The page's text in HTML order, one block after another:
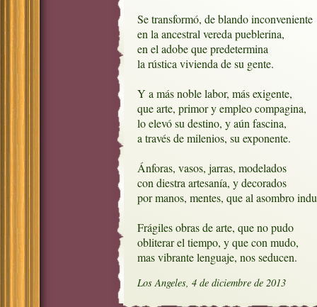
Se transformó, de blando inconveniente
en la ancestral vereda pueblerina,
en el adobe que predetermina
la rústica vivienda de su gente.
Y a más noble labor, más exigente,
que arte, primor y empleo compagina,
lo elevó su destino, y aún fascina,
a través de milenios, su exponente.
Ánforas, vasos, jarras, modelados
con diestra artesanía, y decorados
por manos, mentes, que al asombro
Frágiles obras de arte, que no pudo
obliterar el tiempo, y que con mudo,
mas vibrante lenguaje, nos seducen.
Los Angeles, 4 de diciembre de 2013